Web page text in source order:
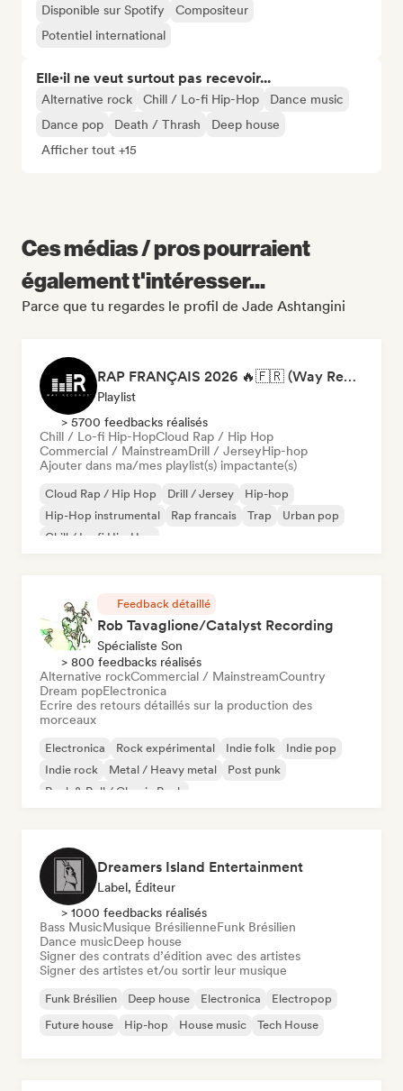
Disponible sur Spotify
Compositeur
Potentiel international
Elle·il ne veut surtout pas recevoir...
Alternative rock Chill / Lo-fi Hip-Hop
Dance music
Dance pop
Death / Thrash
Deep house
Afficher tout +15
Ces médias / pros pourraient
également t'intéresser...
Parce que tu regardes le profil de Jade Ashtangini
RAP FRANÇAIS 2026 🔥🇫🇷 (Way Records)
Playlist
> 5700 feedbacks réalisés
Chill / Lo-fi Hip-HopCloud Rap / Hip Hop
Commercial / MainstreamDrill / JerseyHip-hop
Ajouter dans ma/mes playlist(s) impactante(s)
Cloud Rap / Hip Hop Drill / Jersey
Hip-hop
Hip-Hop instrumental
Rap francais Trap
Urban pop
Chill / Lo-fi Hip-Hop
Feedback détaillé
Rob Tavaglione/Catalyst Recording
Spécialiste Son
> 800 feedbacks réalisés
Alternative rockCommercial / MainstreamCountry
Dream popElectronica
Ecrire des retours détaillés sur la production des
morceaux
Electronica Rock expérimental Indie folk
Indie pop
Indie rock
Metal / Heavy metal
Post punk
Rock & Roll / Classic Rock
Dreamers Island Entertainment
Label, Éditeur
> 1000 feedbacks réalisés
Bass MusicMusique BrésilienneFunk Brésilien
Dance musicDeep house
Signer des contrats d’édition avec des artistes
Signer des artistes et/ou sortir leur musique
Funk Brésilien Deep house Electronica
Electropop
Future house
Hip-hop House music Tech House